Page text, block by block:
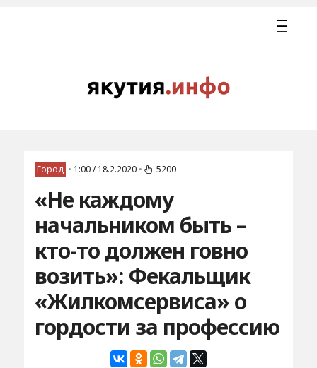
Город • 1:00 / 18.2.2020 • 5200
«Не каждому
начальником быть –
кто-то должен говно
возить»: Фекальщик
«Жилкомсервиса» о
гордости за профессию